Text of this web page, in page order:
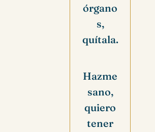
órgano
s,
quítala.
Hazme
sano,
quiero
tener